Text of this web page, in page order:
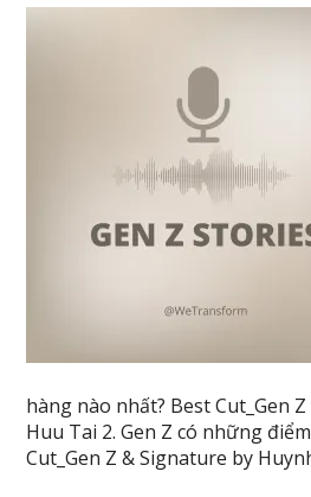
hàng nào nhất? Best Cut_Gen
Huu Tai 2. Gen Z có những
Cut_Gen Z & Signature by